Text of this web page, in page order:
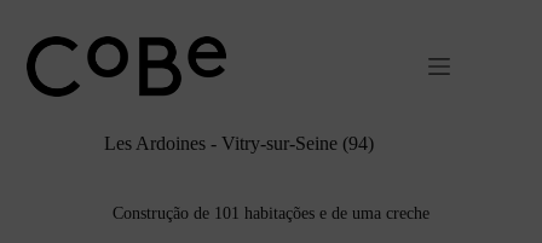
conteúdo
Les Ardoines - Vitry-sur-Seine (94)
Construção de 101 habitações e de uma creche